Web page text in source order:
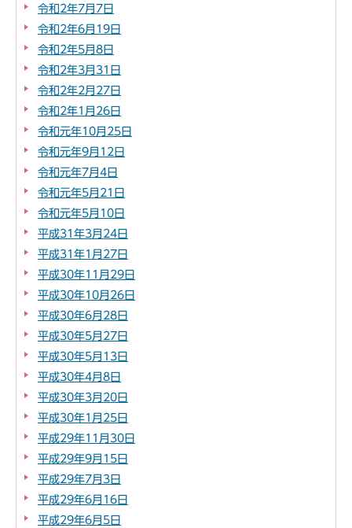
令和2年7月7日
令和2年6月19日
令和2年5月8日
令和2年3月31日
令和2年2月27日
令和2年1月26日
令和元年10月25日
令和元年9月12日
令和元年7月4日
令和元年5月21日
令和元年5月10日
平成31年3月24日
平成31年1月27日
平成30年11月29日
平成30年10月26日
平成30年6月28日
平成30年5月27日
平成30年5月13日
平成30年4月8日
平成30年3月20日
平成30年1月25日
平成29年11月30日
平成29年9月15日
平成29年7月3日
平成29年6月16日
平成29年6月5日